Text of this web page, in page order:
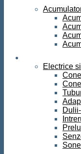
Electrice